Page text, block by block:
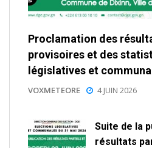
Proclamation des
provisoires et des
législatives et
VOXMETEORE 4 JUIN 2026
Suite de la
résultats